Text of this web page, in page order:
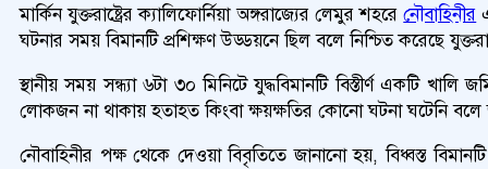
মার্কিন যুক্তরাষ্ট্রের ক্যালিফোর্নিয়া অঙ্গরাজ্যের লেমুর শহরেনৌবাহিনীর
ঘটনার সময় বিমানটি প্রশিক্ষণ উড্ডয়নে ছিল বলে নিশ্চিত করেছে
স্থানীয় সময় সন্ধ্যা ৬টা ৩০ মিনিটে যুদ্ধবিমানটি বিস্তীর্ণ
লোকজন না থাকায় হতাহত কিংবা ক্ষয়ক্ষতির কোনো ঘটনা ঘটেনি বলে
নৌবাহিনীর পক্ষ থেকে দেওয়া বিবৃতিতে জানানো হয়, বিধ্বস্ত